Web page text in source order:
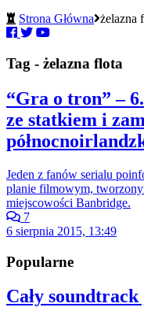
Strona Główna żelazna
Tag - żelazna flota
“Gra o tron” –
ze statkiem i
Jeden z fanów serialu
planie filmowym,
miejscowości Banbridge.
7
6 sierpnia 2015, 13:49
Popularne
Cały